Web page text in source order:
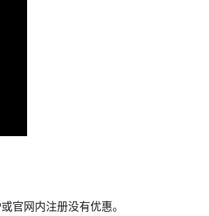
官网内注册没有优惠。